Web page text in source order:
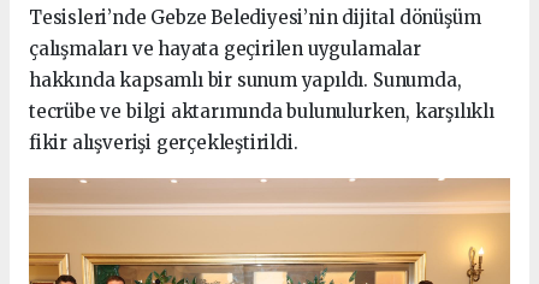
Tesisleri’nde Gebze Belediyesi’nin dijital dönüşüm
çalışmaları ve hayata geçirilen uygulamalar
hakkında kapsamlı bir sunum yapıldı. Sunumda,
tecrübe ve bilgi aktarımında bulunulurken, karşılıklı
fikir alışverişi gerçekleştirildi.